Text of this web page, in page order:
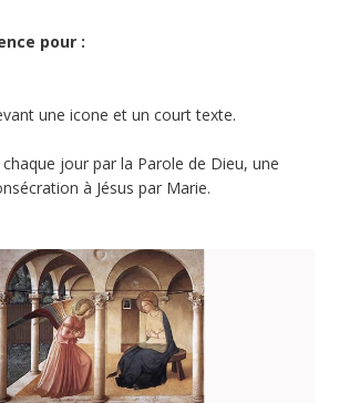
pour :
une icone et un court texte.
jour par la Parole de Dieu, une
à Jésus par Marie.